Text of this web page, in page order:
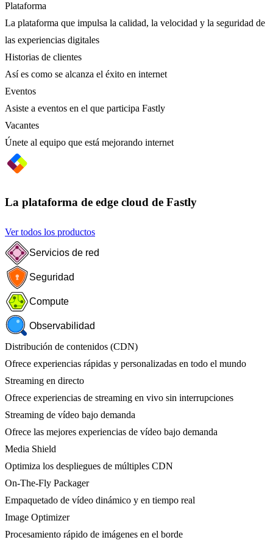
Plataforma
La plataforma que impulsa la calidad, la velocidad y la seguridad de
las experiencias digitales
Historias de clientes
Así es como se alcanza el éxito en internet
Eventos
Asiste a eventos en el que participa Fastly
Vacantes
Únete al equipo que está mejorando internet
La plataforma de edge cloud de Fastly
Ver todos los productos
Servicios de red
Seguridad
Compute
Observabilidad
Distribución de contenidos (CDN)
Ofrece experiencias rápidas y personalizadas en todo el mundo
Streaming en directo
Ofrece experiencias de streaming en vivo sin interrupciones
Streaming de vídeo bajo demanda
Ofrece las mejores experiencias de vídeo bajo demanda
Media Shield
Optimiza los despliegues de múltiples CDN
On-The-Fly Packager
Empaquetado de vídeo dinámico y en tiempo real
Image Optimizer
Procesamiento rápido de imágenes en el borde